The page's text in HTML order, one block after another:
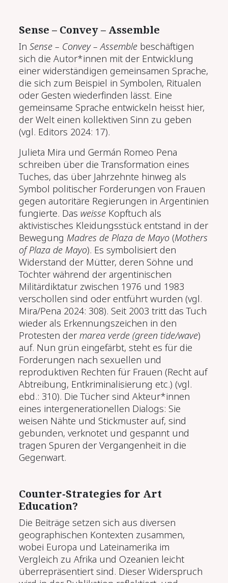
Sense – Convey – Assemble
InSense – Convey – Assemble beschäftigen
sich die Autor*innen mit der Entwicklung
einer widerständigen gemeinsamen Sprache,
die sich zum Beispiel in Symbolen, Ritualen
oder Gesten wiederfinden lässt. Eine
gemeinsame Sprache entwickeln heisst hier,
der Welt einen kollektiven Sinn zu geben
(vgl. Editors 2024: 17).
Julieta Mira und Germán Romeo Pena
schreiben über die Transformation eines
Tuches, das über Jahrzehnte hinweg als
Symbol politischer Forderungen von Frauen
gegen autoritäre Regierungen in Argentinien
fungierte. Das weisse Kopftuch als
aktivistisches Kleidungsstück entstand in der
Bewegung Madres de Plaza de Mayo (Mothers
of Plaza de Mayo). Es symbolisiert den
Widerstand der Mütter, deren Söhne und
Töchter während der argentinischen
Militärdiktatur zwischen 1976 und 1983
verschollen sind oder entführt wurden (vgl.
Mira/Pena 2024: 308). Seit 2003 tritt das Tuch
wieder als Erkennungszeichen in den
Protesten dermarea verde (green tide/wave)
auf. Nun grün eingefärbt, steht es für die
Forderungen nach sexuellen und
reproduktiven Rechten für Frauen (Recht auf
Abtreibung, Entkriminalisierung etc.) (vgl.
ebd.: 310). Die Tücher sind Akteur*innen
eines intergenerationellen Dialogs: Sie
weisen Nähte und Stickmuster auf, sind
gebunden, verknotet und gespannt und
tragen Spuren der Vergangenheit in die
Gegenwart.
Counter-Strategies for Art
Education?
Die Beiträge setzen sich aus diversen
geographischen Kontexten zusammen,
wobei Europa und Lateinamerika im
Vergleich zu Afrika und Ozeanien leicht
überrepräsentiert sind. Dieser Widerspruch